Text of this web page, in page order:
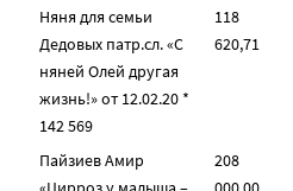
Няня для семьи
Дедовых патр.сл. «С
няней Олей другая
жизнь!» от 12.02.20 *
142 569
118
620,71
Пайзиев Амир
208